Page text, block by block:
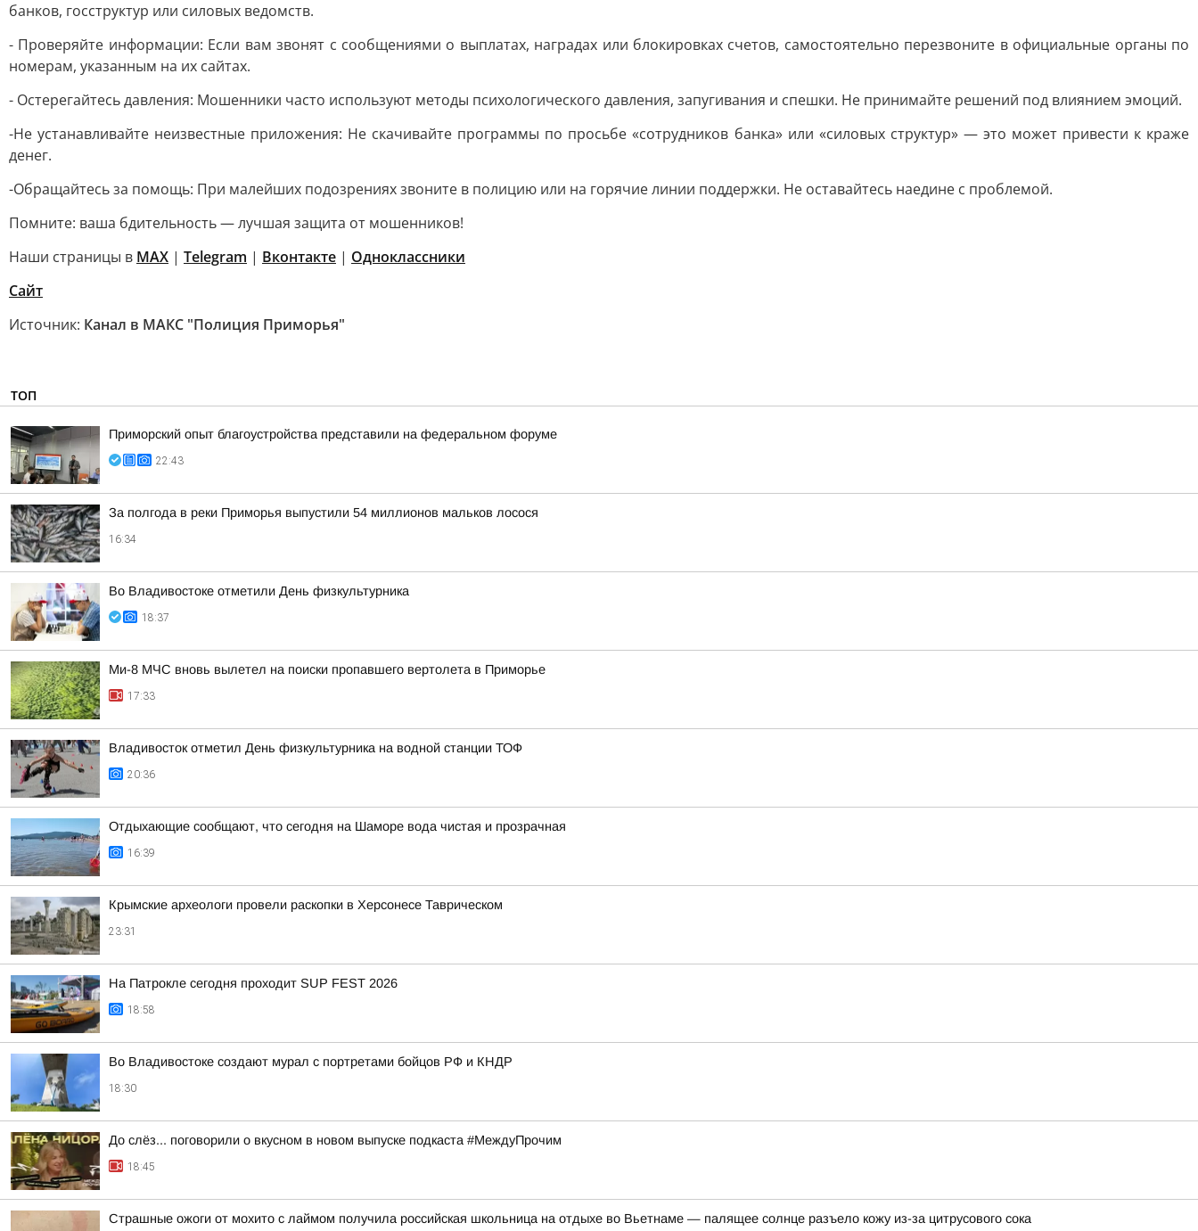
банков, госструктур или силовых ведомств.
- Проверяйте информации: Если вам звонят с сообщениями о выплатах, наградах или блокировках счетов, самостоятельно перезвоните в официальные органы по
номерам, указанным на их сайтах.
- Остерегайтесь давления: Мошенники часто используют методы психологического давления, запугивания и спешки. Не принимайте решений под влиянием эмоций.
-Не устанавливайте неизвестные приложения: Не скачивайте программы по просьбе «сотрудников банка» или «силовых структур» — это может привести к краже
денег.
-Обращайтесь за помощь: При малейших подозрениях звоните в полицию или на горячие линии поддержки. Не оставайтесь наедине с проблемой.
Помните: ваша бдительность — лучшая защита от мошенников!
Наши страницы в MAX | Telegram | Вконтакте | Одноклассники
Сайт
Источник: Канал в МАКС "Полиция Приморья"
ТОП
Приморский опыт благоустройства представили на федеральном форуме
22:43
За полгода в реки Приморья выпустили 54 миллионов мальков лосося
16:34
Во Владивостоке отметили День физкультурника
18:37
Ми-8 МЧС вновь вылетел на поиски пропавшего вертолета в Приморье
17:33
Владивосток отметил День физкультурника на водной станции ТОФ
20:36
Отдыхающие сообщают, что сегодня на Шаморе вода чистая и прозрачная
16:39
Крымские археологи провели раскопки в Херсонесе Таврическом
23:31
На Патрокле сегодня проходит SUP FEST 2026
18:58
Во Владивостоке создают мурал с портретами бойцов РФ и КНДР
18:30
До слёз... поговорили о вкусном в новом выпуске подкаста #МеждуПрочим
18:45
Страшные ожоги от мохито с лаймом получила российская школьница на отдыхе во Вьетнаме — палящее солнце разъело кожу из-за цитрусового сока